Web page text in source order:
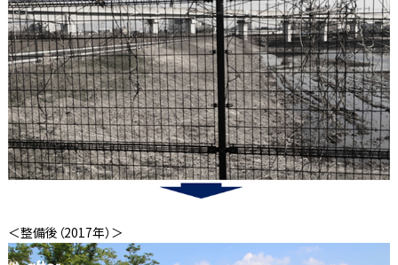
＜整備後（2017年）＞